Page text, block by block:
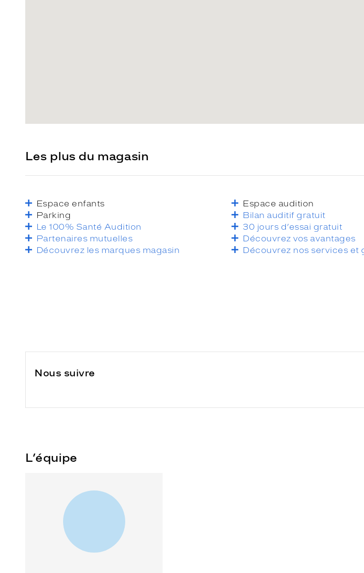
Les plus du magasin
Espace enfants
Espace audition
Parking
Bilan auditif gratuit
Le 100% Santé Audition
30 jours d’essai gratuit
Partenaires mutuelles
Découvrez vos avantages
Découvrez les marques magasin
Découvrez nos services et
Nous suivre
L’équipe